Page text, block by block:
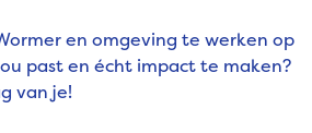
en omgeving te werken op
past en écht impact te maken?
van je!